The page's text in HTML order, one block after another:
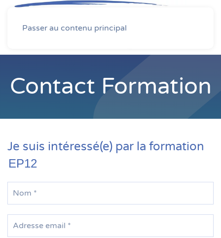
Passer au contenu principal
Contact Formation
Je suis intéressé(e) par la formation